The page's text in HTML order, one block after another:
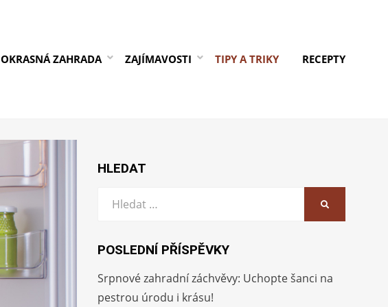
OKRASNÁ ZAHRADA ZAJÍMAVOSTI TIPY A TRIKY RECEPTY
HLEDAT
Vyhledat:
POSLEDNÍ PŘÍSPĚVKY
Srpnové zahradní záchvěvy: Uchopte šanci na
pestrou úrodu i krásu!